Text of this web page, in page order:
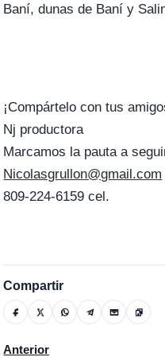
Baní, dunas de Baní y
¡Compártelo con tus
Nj productora
Marcamos la pauta a
Nicolasgrullon@gmail.com
809-224-6159 cel.
Compartir
Artículo anterior: Lanzan
Anterior